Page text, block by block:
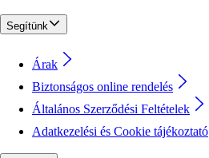
Segítünk
Árak
Biztonságos online rendelés
Általános Szerződési Feltételek
Adatkezelési és Cookie tájékoztató